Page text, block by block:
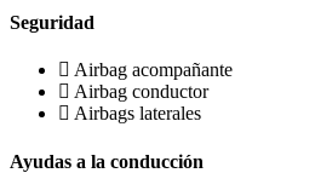
Seguridad
Airbag acompañante
Airbag conductor
Airbags laterales
Ayudas a la conducción